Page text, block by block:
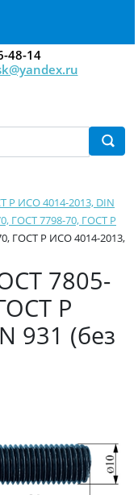
48-14
Р ИСО 4014-2013, DIN
ГОСТ 7798-70, ГОСТ Р
ГОСТ Р ИСО 4014-2013,
7805-
Р
931 (без